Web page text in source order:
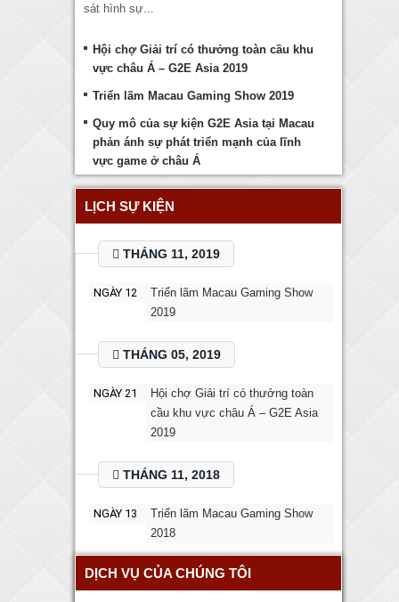
sát hình sự...
Hội chợ Giải trí có thưởng toàn cầu khu
vực châu Á – G2E Asia 2019
Triển lãm Macau Gaming Show 2019
Quy mô của sự kiện G2E Asia tại Macau
phản ánh sự phát triển mạnh của lĩnh
vực game ở châu Á
LỊCH SỰ KIỆN
THÁNG 11, 2019
NGÀY 12
Triển lãm Macau Gaming Show
2019
THÁNG 05, 2019
NGÀY 21
Hội chợ Giải trí có thưởng toàn
cầu khu vực châu Á – G2E Asia
2019
THÁNG 11, 2018
NGÀY 13
Triển lãm Macau Gaming Show
2018
DỊCH VỤ CỦA CHÚNG TÔI